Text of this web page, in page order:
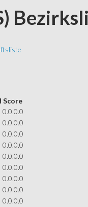
Score
0.0.0.0
0.0.0.0
0.0.0.0
0.0.0.0
0.0.0.0
0.0.0.0
0.0.0.0
0.0.0.0
0.0.0.0